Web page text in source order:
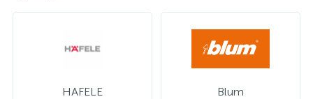
HAFELE Blum